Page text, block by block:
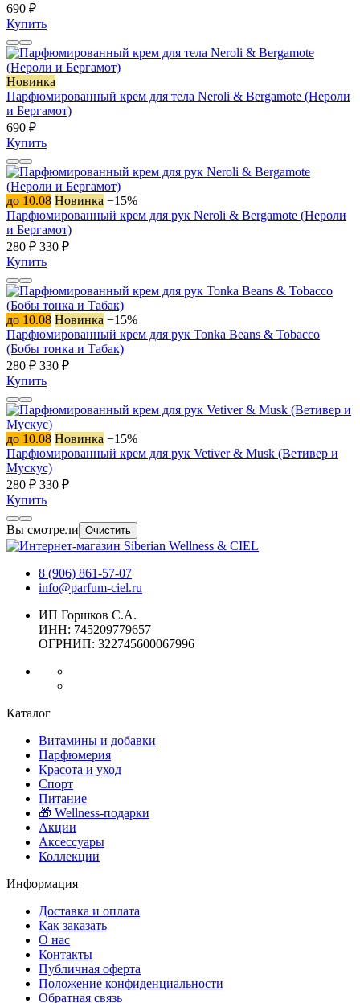
690 ₽
Купить
Новинка
Парфюмированный крем для тела Neroli & Bergamote (Нероли
и Бергамот)
690 ₽
Купить
до 10.08 Новинка −15%
Парфюмированный крем для рук Neroli & Bergamote (Нероли
и Бергамот)
280 ₽ 330 ₽
Купить
до 10.08 Новинка −15%
Парфюмированный крем для рук Tonka Beans & Tobacco
(Бобы тонка и Табак)
280 ₽ 330 ₽
Купить
до 10.08 Новинка −15%
Парфюмированный крем для рук Vetiver & Musk (Ветивер и
Мускус)
280 ₽ 330 ₽
Купить
Вы смотрели Очистить
8 (906) 861-57-07
info@parfum-ciel.ru
ИП Горшков С.А.
ИНН: 745209779657
ОГРНИП: 322745600067996
Каталог
Витамины и добавки
Парфюмерия
Красота и уход
Спорт
Питание
🎁 Wellness-подарки
Акции
Аксессуары
Коллекции
Информация
Доставка и оплата
Как заказать
О нас
Контакты
Публичная оферта
Положение конфиденциальности
Обратная связь